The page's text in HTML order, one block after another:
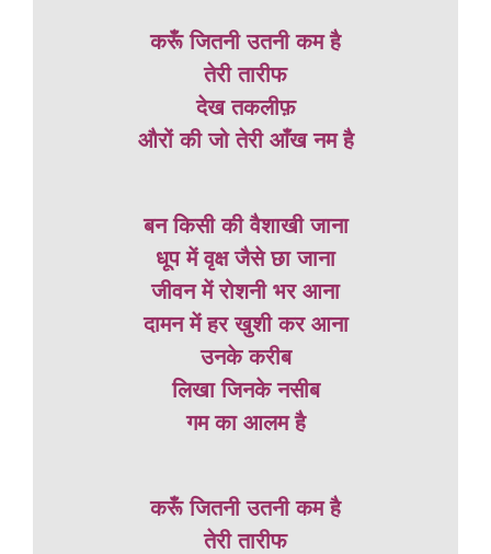
करूँ जितनी उतनी कम है
तेरी तारीफ
देख तकलीफ़
औरों की जो तेरी आँख नम है
बन किसी की वैशाखी जाना
धूप में वृक्ष जैसे छा जाना
जीवन में रोशनी भर आना
दामन में हर खुशी कर आना
उनके करीब
लिखा जिनके नसीब
गम का आलम है
करूँ जितनी उतनी कम है
तेरी तारीफ